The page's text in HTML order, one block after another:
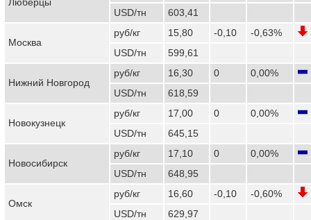
USD/тн
603,41
Москва
руб/кг 15,80 -0,10
-0,63%
USD/тн
599,61
Нижний Новгород
руб/кг 16,30 0
0,00%
USD/тн
618,59
Новокузнецк
руб/кг 17,00 0
0,00%
USD/тн
645,15
Новосибирск
руб/кг 17,10 0
0,00%
USD/тн
648,95
Омск
руб/кг 16,60 -0,10
-0,60%
USD/тн
629,97